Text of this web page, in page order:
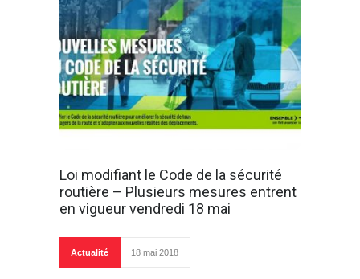
Loi modifiant le Code de la sécurité
routière – Plusieurs mesures entrent
en vigueur vendredi 18 mai
Actualité 18 mai 2018